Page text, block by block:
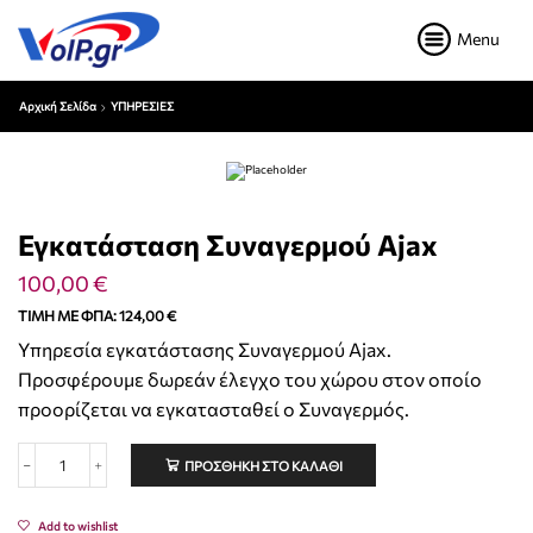
Menu
Αρχική Σελίδα ΥΠΗΡΕΣΙΕΣ
Εγκατάσταση Συναγερμού Ajax
100,00€
ΤΙΜΉ ΜΕ ΦΠΑ:124,00€
Υπηρεσία εγκατάστασης Συναγερμού Ajax.
Προσφέρουμε δωρεάν έλεγχο του χώρου στον οποίο
προορίζεται να εγκατασταθεί ο Συναγερμός.
ΠΡΟΣΘΉΚΗ ΣΤΟ ΚΑΛΆΘΙ
Add to wishlist